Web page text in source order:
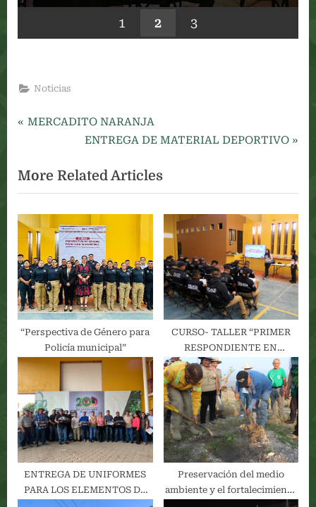
1 2 3
Noticias
Navegación
entradas
P
v
i
o
u
s
P
o
s
t
MERCADITO NARANJA
N
x
t
P
o
s
t
:
ENTREGA DE MATERIAL DEPORTIVO
More Related Articles
“Perspectiva de Género para
Policía municipal”
CURSO- TALLER “PRIMER
RESPONDIENTE EN
URGENCIAS MÉDICAS”
ENTREGA DE UNIFORMES
PARA LOS ELEMENTOS DE
Preservación del medio
ambiente y el fortalecimiento